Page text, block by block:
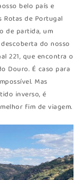
belo país e
Rotas de Portugal
de partida, um
do nosso
221, que encontra o
Douro. É caso para
Mas
inverso, é
fim de viagem.